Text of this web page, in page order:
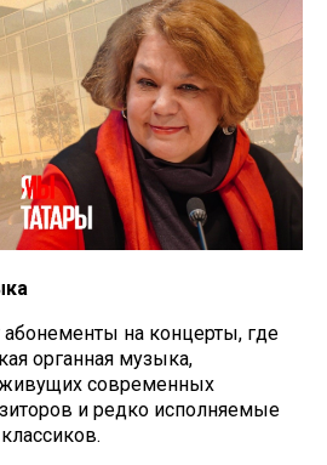
на концерты, где
органная музыка,
современных
и редко исполняемые